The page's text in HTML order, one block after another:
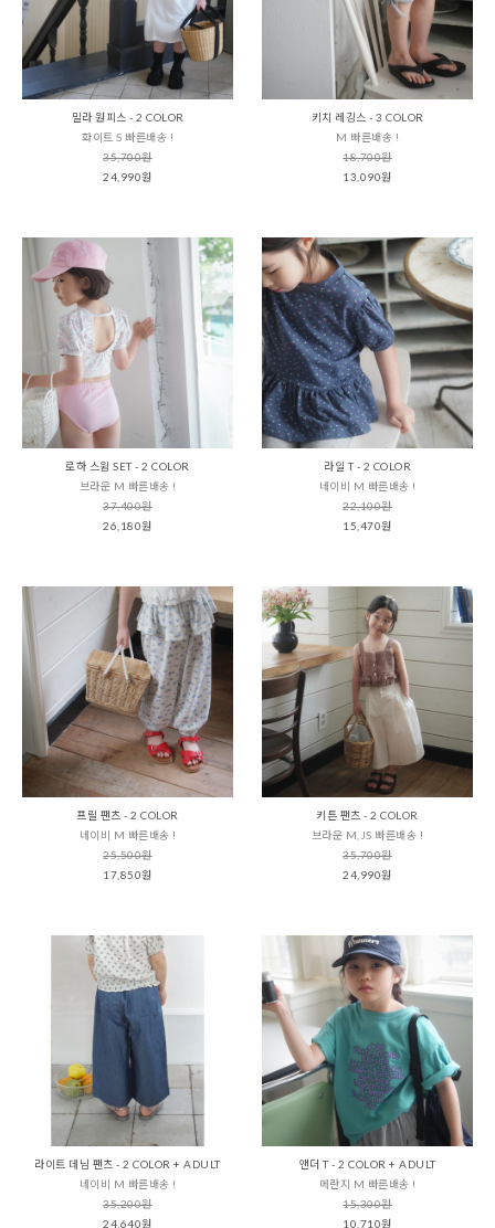
밀라 원피스 - 2 COLOR
화이트 S 빠른배송 !
35,700원
24,990원
키치 레깅스 - 3 COLOR
M 빠른배송 !
18,700원
13,090원
로하 스윔 SET - 2 COLOR
브라운 M 빠른배송 !
37,400원
26,180원
라일 T - 2 COLOR
네이비 M 빠른배송 !
22,100원
15,470원
프릴 팬츠 - 2 COLOR
네이비 M 빠른배송 !
25,500원
17,850원
키튼 팬츠 - 2 COLOR
브라운 M,JS 빠른배송 !
35,700원
24,990원
라이트 데님 팬츠 - 2 COLOR + ADULT
네이비 M 빠른배송 !
35,200원
24,640원
앤더 T - 2 COLOR + ADULT
메란지 M 빠른배송 !
15,300원
10,710원